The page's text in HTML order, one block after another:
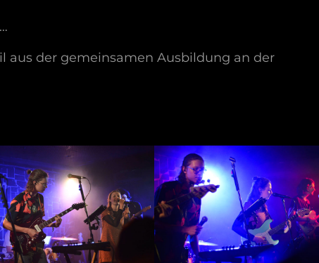
aus der gemeinsamen Ausbildung an der